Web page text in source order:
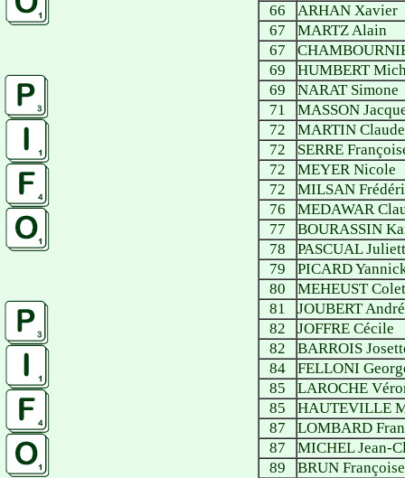
66
ARHAN Xavier
67
MARTZ Alain
67
69
HUMBERT
69
NARAT Simone
71
MASSON
72
MARTIN
72
SERRE
72
MEYER Nicole
72
MILSAN
76
MEDAWAR
77
BOURASSIN
78
PASCUAL
79
PICARD
80
MEHEUST
81
JOUBERT
82
JOFFRE Cécile
82
BARROIS
84
FELLONI
85
LAROCHE
85
HAUTEVILLE
87
LOMBARD
87
MICHEL Jean-
89
BRUN Françoise